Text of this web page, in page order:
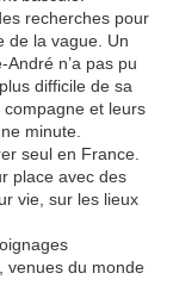
recherches pour
de la vague. Un
n’a pas pu
difficile de sa
et leurs
minute.
seul en France.
place avec des
vie, sur les lieux
venues du monde